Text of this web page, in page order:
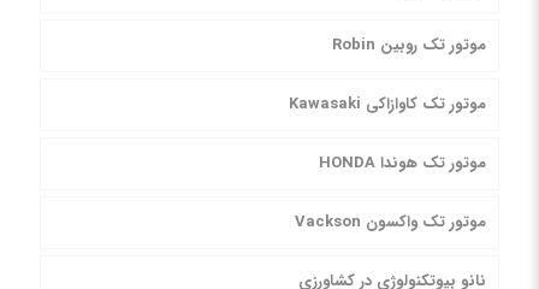
موتور تک روبین Robin
موتور تک کاوازاکی Kawasaki
موتور تک هوندا HONDA
موتور تک واکسون Vackson
نانو بیوتکنولوژی در کشاورزی